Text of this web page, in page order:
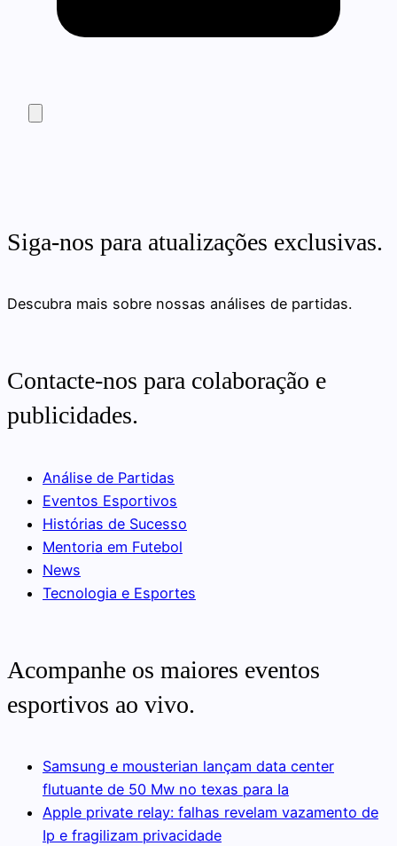
Siga-nos para atualizações exclusivas.
Descubra mais sobre nossas análises de partidas.
Contacte-nos para colaboração e
publicidades.
Análise de Partidas
Eventos Esportivos
Histórias de Sucesso
Mentoria em Futebol
News
Tecnologia e Esportes
Acompanhe os maiores eventos
esportivos ao vivo.
Samsung e mousterian lançam data center
flutuante de 50 Mw no texas para Ia
Apple private relay: falhas revelam vazamento de
Ip e fragilizam privacidade